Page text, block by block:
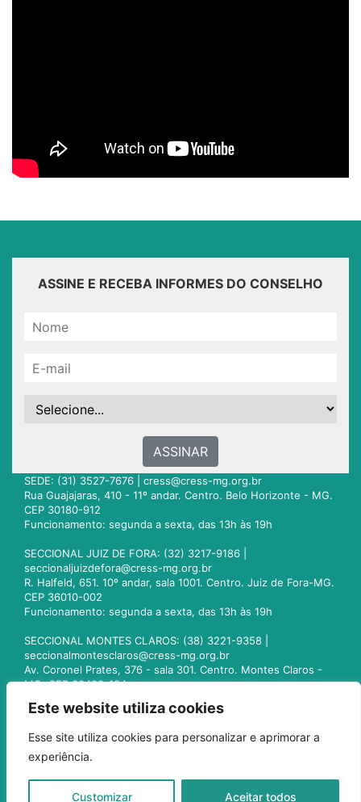
Este website utiliza cookies
Esse site utiliza cookies para personalizar e aprimorar a
experiência.
Customizar Aceitar todos
ASSINE E RECEBA INFORMES DO CONSELHO
ASSINAR
SEDE: (31) 3527-7676 | cress@cress-mg.org.br
Rua Guajajaras, 410 - 11º andar. Centro. Belo Horizonte - MG.
CEP 30180-912
Funcionamento: segunda a sexta, das 13h às 19h
SECCIONAL JUIZ DE FORA: (32) 3217-9186 |
seccionaljuizdefora@cress-mg.org.br
R. Halfeld, 651. 10º andar, sala 1001. Centro. Juiz de Fora-MG.
CEP 36010-002
Funcionamento: segunda a sexta, das 13h às 19h
SECCIONAL MONTES CLAROS: (38) 3221-9358 |
seccionalmontesclaros@cress-mg.org.br
Av. Coronel Prates, 376 - sala 301. Centro. Montes Claros -
MG. CEP 39400-104
seccionaluberlandia@cress-mg.org.br
Av. Afonso Pena, 547 - sala 101. Uberlândia - MG. CEP